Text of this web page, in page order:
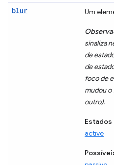
blur Um
sinaliza
de
de
foco de
mudou o
outro).
active